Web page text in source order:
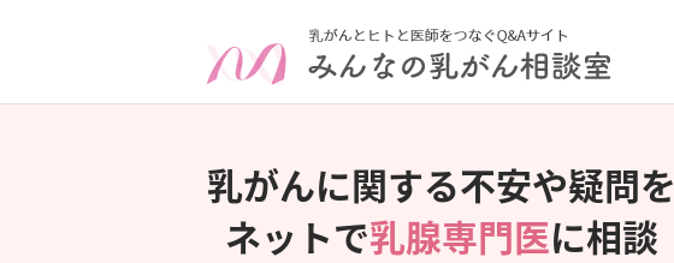
乳がんに関する不安や疑問を
ネットで乳腺専門医に相談